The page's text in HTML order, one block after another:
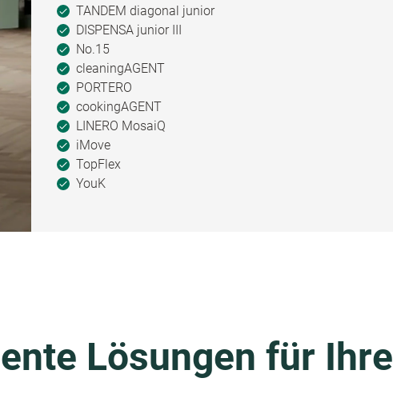
TANDEM diagonal junior
DISPENSA junior III
No.15
cleaningAGENT
PORTERO
cookingAGENT
LINERO MosaiQ
iMove
TopFlex
YouK
Lösungen für Ihre